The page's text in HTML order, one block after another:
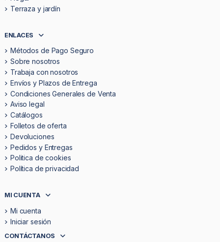
Terraza y jardín
ENLACES
Métodos de Pago Seguro
Sobre nosotros
Trabaja con nosotros
Envíos y Plazos de Entrega
Condiciones Generales de Venta
Aviso legal
Catálogos
Folletos de oferta
Devoluciones
Pedidos y Entregas
Politica de cookies
Política de privacidad
MI CUENTA
Mi cuenta
Iniciar sesión
CONTÁCTANOS